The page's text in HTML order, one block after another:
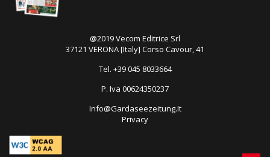
@2019 Vecom Editrice Srl
37121 VERONA [Italy] Corso Cavour, 41
Tel. +39 045 8033664
P. Iva 00624350237
Info@Gardaseezeitung.It
Privacy